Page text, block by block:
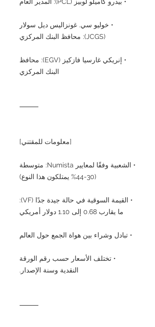
• خوليو سي. غونزاليس ديل سولار
(JCGS): محافظ البنك المركزي
• إنريكي غارسيا فازكيز (EGV): محافظ
البنك المركزي
⸻
[معلومات للمقتني]
• الشعبية وفقًا لمعايير Numista: متوسطة
(30-44% يمتلكون هذا النوع)
• القيمة السوقية في حالة جيدة جدًا (VF):
ما يقارب 0.68 إلى 1.10 دولار أمريكي
• تبادل وشراء بين هواة الجمع حول العالم
• تختلف الأسعار حسب رقم الورقة
النقدية وسنة الإصدار.
⸻